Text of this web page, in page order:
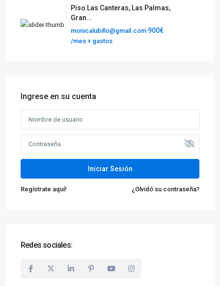
Piso Las Canteras, Las Palmas,
Gran...
monicalubillo@gmail.com 900€
/mes + gastos
Ingrese en su cuenta
Iniciar Sesión
Regístrate aquí! ¿Olvidó su contraseña?
Redes sociales: